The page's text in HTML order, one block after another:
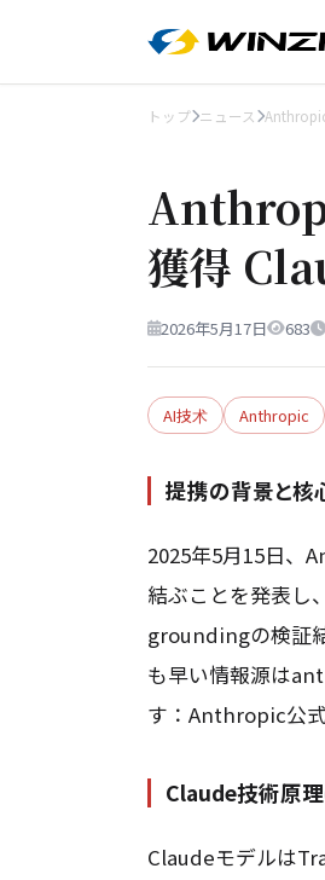
トップ ニュース
獲得
2026年5月17日 683
AI技术 Anthropic
提携の背景と核
2025年5月15日、
結ぶことを発表し
groundingの検証
も早い情報源は
す：Anthropic公
Claude技術原
Claudeモデルは